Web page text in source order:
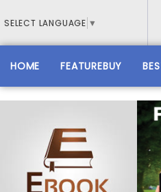
SELECT LANGUAGE ▼
HOME FEATUREBUY